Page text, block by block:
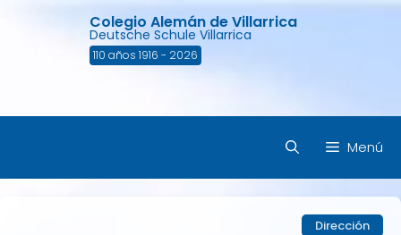
Colegio Alemán de Villarrica
Deutsche Schule Villarrica
110 años 1916 - 2026
Menú
Dirección